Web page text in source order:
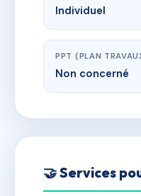
Individuel
PPT (PLAN
Non concerné
🤝 Services